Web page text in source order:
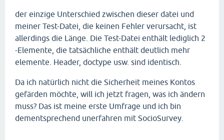
der einzige Unterschied zwischen dieser datei und
meiner Test-Datei, die keinen Fehler verursacht, ist
allerdings die Länge. Die Test-Datei enthält lediglich 2
-Elemente, die tatsächliche enthält deutlich mehr
elemente. Header, doctype usw. sind identisch.
Da ich natürlich nicht die Sicherheit meines Kontos
gefärden möchte, will ich jetzt fragen, was ich ändern
muss? Das ist meine erste Umfrage und ich bin
dementsprechend unerfahren mit SocioSurvey.